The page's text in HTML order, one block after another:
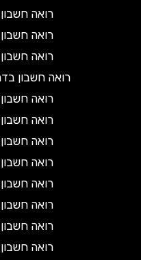
רואה חשבון
רואה חשבון
רואה חשבון
רואה חשבון בדרום
רואה חשבון
רואה חשבון
רואה חשבון
רואה חשבון
רואה חשבון
רואה חשבון
רואה חשבון
רואה חשבון